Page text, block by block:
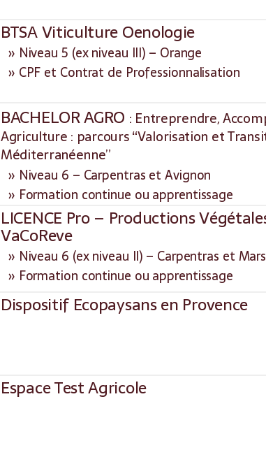
BTSA Viticulture Oenologie
» Niveau 5 (ex niveau III) – Orange
» CPF et Contrat de Professionnalisation
BACHELOR AGRO : Entreprendre,
Agriculture : parcours “Valorisation et
Méditerranéenne”
» Niveau 6 – Carpentras et Avignon
» Formation continue ou apprentissage
LICENCE Pro – Productions
VaCoReve
» Niveau 6 (ex niveau II) – Carpentras et
» Formation continue ou apprentissage
Dispositif Ecopaysans en Provence
Espace Test Agricole